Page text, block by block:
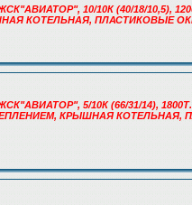
10/10К (40/18/10,5),
КОТЕЛЬНАЯ, ПЛАСТИКОВЫЕ
5/10К (66/31/14),
КРЫШНАЯ КОТЕЛЬНАЯ,